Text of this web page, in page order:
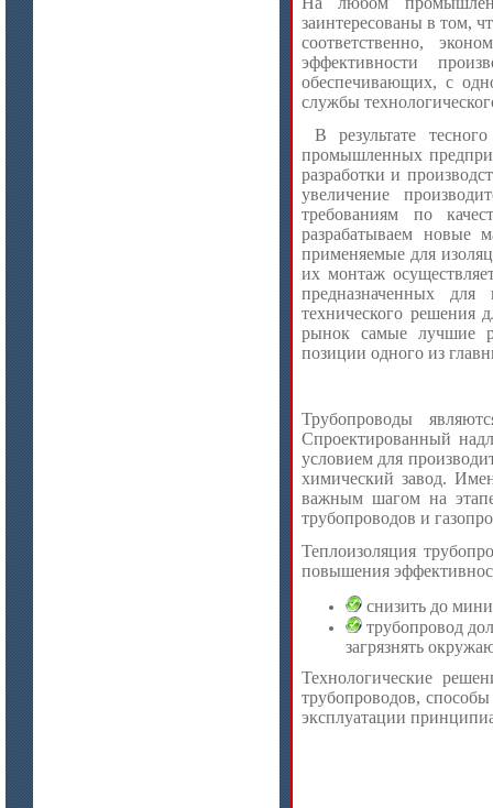
заинтересованы в том,
соответственно,
эффективности
обеспечивающих, с
службы
В результате
промышленных
разработки и
увеличение
требованиям по
разрабатываем новые
применяемые для
их монтаж
предназначенных
технического решения
рынок самые лучшие
позиции одного из
Трубопроводы
Спроектированный
условием для
химический завод.
важным шагом на
трубопроводов и
Теплоизоляция
повышения
снизить до
трубопровод
загрязнять
Технологические
трубопроводов,
эксплуатации